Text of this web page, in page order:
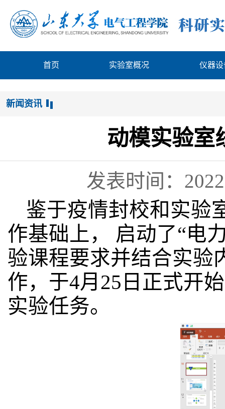
首页 实验室概况 仪器设
新闻资讯
动模实验室
发表时间：
鉴于疫情封校和实验
作基础上， 启动了“电
验课程要求并结合实验
作，于4月25日正式开
实验任务。